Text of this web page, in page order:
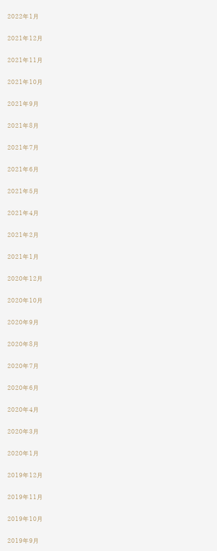
2022年1月
2021年12月
2021年11月
2021年10月
2021年9月
2021年8月
2021年7月
2021年6月
2021年5月
2021年4月
2021年2月
2021年1月
2020年12月
2020年10月
2020年9月
2020年8月
2020年7月
2020年6月
2020年4月
2020年3月
2020年1月
2019年12月
2019年11月
2019年10月
2019年9月